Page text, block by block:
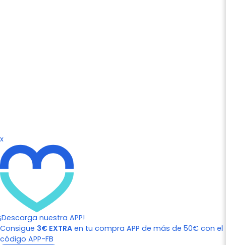
x
¡Descarga nuestra APP!
Consigue 3€ EXTRA en tu compra APP de más de 50€ con el
código APP-FB